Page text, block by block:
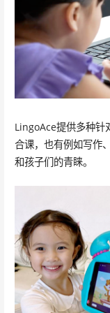
LingoAce提供多种针
合课，也有例如写作
和孩子们的青睐。